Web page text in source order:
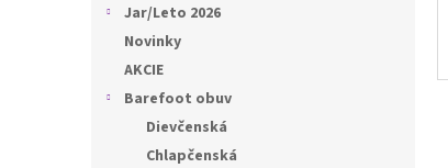
Jar/Leto 2026
Novinky
AKCIE
Barefoot obuv
Dievčenská
Chlapčenská